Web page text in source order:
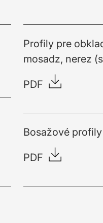
Profily pre
mosadz, nerez
PDF
Bosažové
PDF